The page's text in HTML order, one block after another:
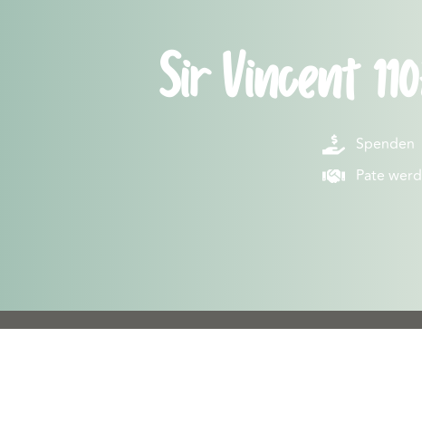
Sir Vincent
Spenden
Pate